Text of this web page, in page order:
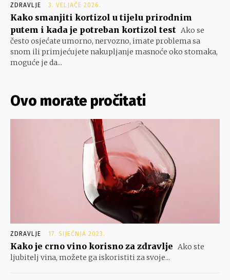
ZDRAVLJE 3. VELJAČE 2026.
Kako smanjiti kortizol u tijelu prirodnim
putem i kada je potreban kortizol test Ako se
često osjećate umorno, nervozno, imate problema sa
snom ili primjećujete nakupljanje masnoće oko stomaka,
moguće je da...
Ovo morate pročitati
ZDRAVLJE 17. SIJEČNJA 2023.
Kako je crno vino korisno za zdravlje Ako ste
ljubitelj vina, možete ga iskoristiti za svoje...